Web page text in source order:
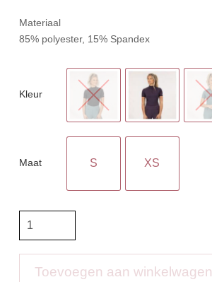
Materiaal
85% polyester, 15% Spandex
Kleur
Maat S XS
aantalToevoegen aan winkelwagen